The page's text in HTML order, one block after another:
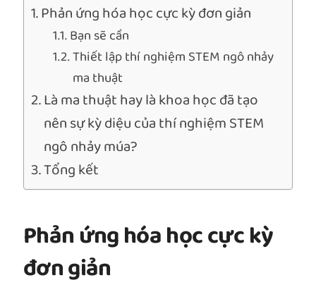
Phản ứng hóa học cực kỳ đơn giản
Bạn sẽ cần
Thiết lập thí nghiệm STEM ngô nhảy
ma thuật
Là ma thuật hay là khoa học đã tạo
nên sự kỳ diệu của thí nghiệm STEM
ngô nhảy múa?
Tổng kết
Phản ứng hóa học cực kỳ
đơn giản